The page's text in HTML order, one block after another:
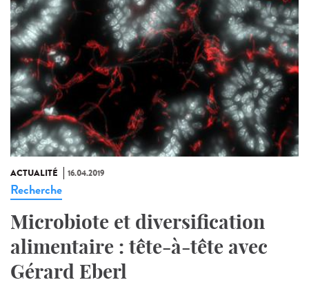
ACTUALITÉ 16.04.2019
Recherche
Microbiote et diversification
alimentaire : tête-à-tête avec
Gérard Eberl